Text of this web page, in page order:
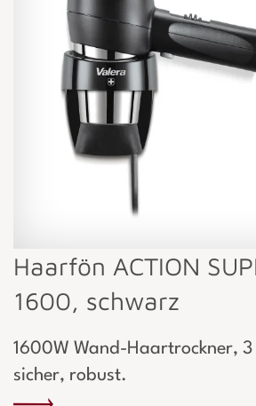
Haarfön ACTION
1600, schwarz
1600W Wand-Haartrockner, 3
sicher, robust.